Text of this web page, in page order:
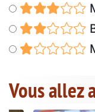
Vous allez